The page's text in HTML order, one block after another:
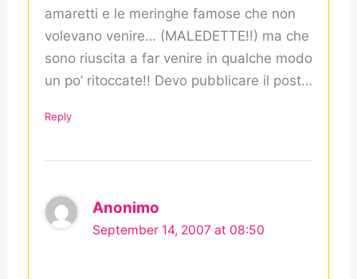
amaretti e le meringhe famose che non
volevano venire… (MALEDETTE!!) ma che
sono riuscita a far venire in qualche modo
un po’ ritoccate!! Devo pubblicare il post…
Reply
Anonimo
September 14, 2007 at 08:50